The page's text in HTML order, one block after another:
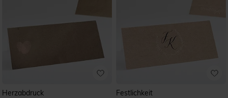
Herzabdruck Festlichkeit